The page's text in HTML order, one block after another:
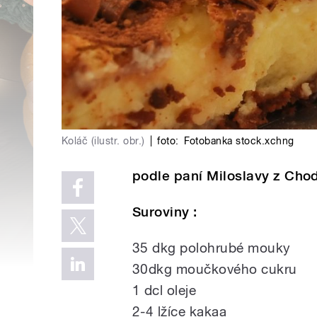
Koláč (ilustr. obr.) foto: Fotobanka stock.xchng
podle paní Miloslavy z
Suroviny :
35 dkg polohrubé mouky
30dkg moučkového cukru
1 dcl oleje
2-4 lžíce kakaa